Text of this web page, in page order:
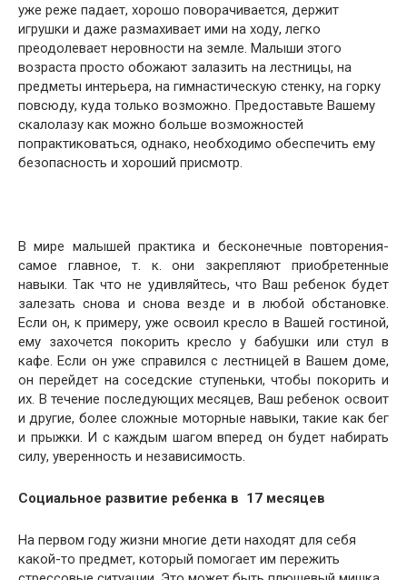
уже реже падает, хорошо поворачивается, держит
игрушки и даже размахивает ими на ходу, легко
преодолевает неровности на земле. Малыши этого
возраста просто обожают залазить на лестницы, на
предметы интерьера, на гимнастическую стенку, на горку
повсюду, куда только возможно. Предоставьте Вашему
скалолазу как можно больше возможностей
попрактиковаться, однако, необходимо обеспечить ему
безопасность и хороший присмотр.
В мире малышей практика и бесконечные повторения-
самое главное, т. к. они закрепляют приобретенные
навыки. Так что не удивляйтесь, что Ваш ребенок будет
залезать снова и снова везде и в любой обстановке.
Если он, к примеру, уже освоил кресло в Вашей гостиной,
ему захочется покорить кресло у бабушки или стул в
кафе. Если он уже справился с лестницей в Вашем доме,
он перейдет на соседские ступеньки, чтобы покорить и
их. В течение последующих месяцев, Ваш ребенок освоит
и другие, более сложные моторные навыки, такие как бег
и прыжки. И с каждым шагом вперед он будет набирать
силу, уверенность и независимость.
Социальное развитие ребенка в 17 месяцев
На первом году жизни многие дети находят для себя
какой-то предмет, который помогает им пережить